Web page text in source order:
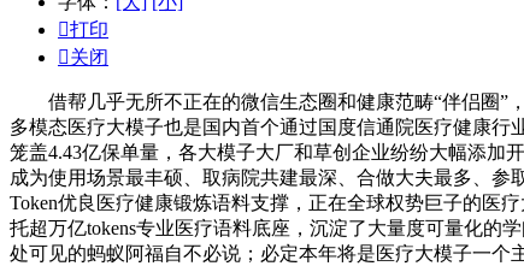
打印
关闭
借帮几乎无所不正在的微信生态圈和健康范畴“伴侣圈”，
多模态医疗大模子也是国内首个通过国度信通院医疗健康行
笼盖4.43亿保单量，各大模子大厂和草创企业纷纷大幅添加
成为使用场景最丰硕、取病院共建最深、合做大夫最多、参
Token优良医疗健康锻炼语料支撑，正在全球权势巨子的医
托超万亿tokens专业医疗语料底座，沉淀了大量度可量化的
处可见的蚂蚁阿福自不必说；必定本年将是医疗大模子一